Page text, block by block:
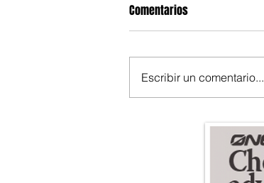
Comentarios
Escribir un comentario...